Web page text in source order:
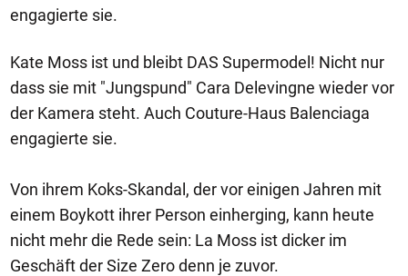
engagierte sie.
Kate Moss ist und bleibt DAS Supermodel! Nicht nur
dass sie mit "Jungspund" Cara Delevingne wieder vor
der Kamera steht. Auch Couture-Haus Balenciaga
engagierte sie.
Von ihrem Koks-Skandal, der vor einigen Jahren mit
einem Boykott ihrer Person einherging, kann heute
nicht mehr die Rede sein: La Moss ist dicker im
Geschäft der Size Zero denn je zuvor.